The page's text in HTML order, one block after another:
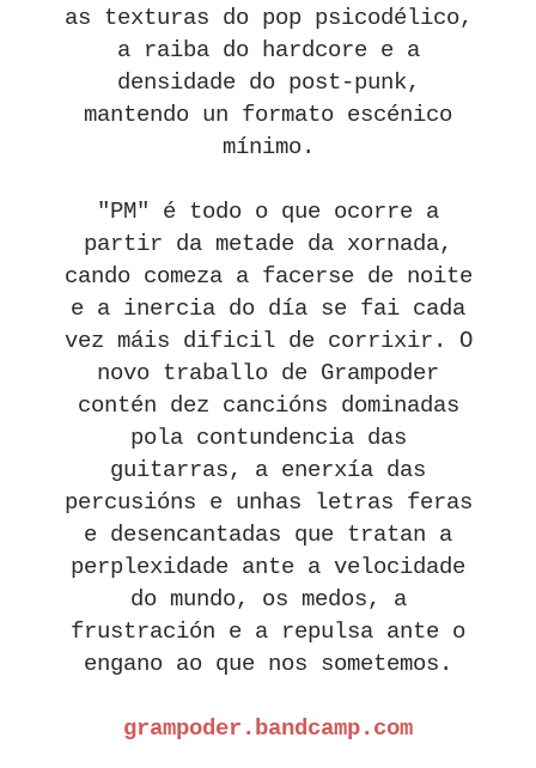
as texturas do pop psicodélico,
a raiba do hardcore e a
densidade do post-punk,
mantendo un formato escénico
mínimo.
"PM" é todo o que ocorre a
partir da metade da xornada,
cando comeza a facerse de noite
e a inercia do día se fai cada
vez máis dificil de corrixir. O
novo traballo de Grampoder
contén dez cancións dominadas
pola contundencia das
guitarras, a enerxía das
percusións e unhas letras feras
e desencantadas que tratan a
perplexidade ante a velocidade
do mundo, os medos, a
frustración e a repulsa ante o
engano ao que nos sometemos.
grampoder.bandcamp.com